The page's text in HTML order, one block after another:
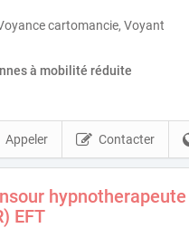
cartomancie, Voyant
à mobilité réduite
Contacter
Appeler
hypnotherapeute
EFT